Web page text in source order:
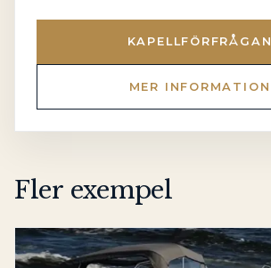
KAPELLFÖRFRÅGAN
MER INFORMATION
Fler exempel